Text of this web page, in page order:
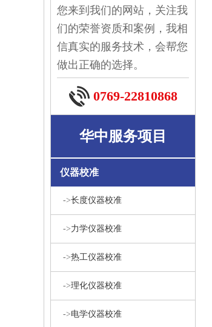
您来到我们的网站，关注我
们的荣誉资质和案例，我相
信真实的服务技术，会帮您
做出正确的选择。
0769-22810868
华中服务项目
仪器校准
->长度仪器校准
->力学仪器校准
->热工仪器校准
->理化仪器校准
->电学仪器校准